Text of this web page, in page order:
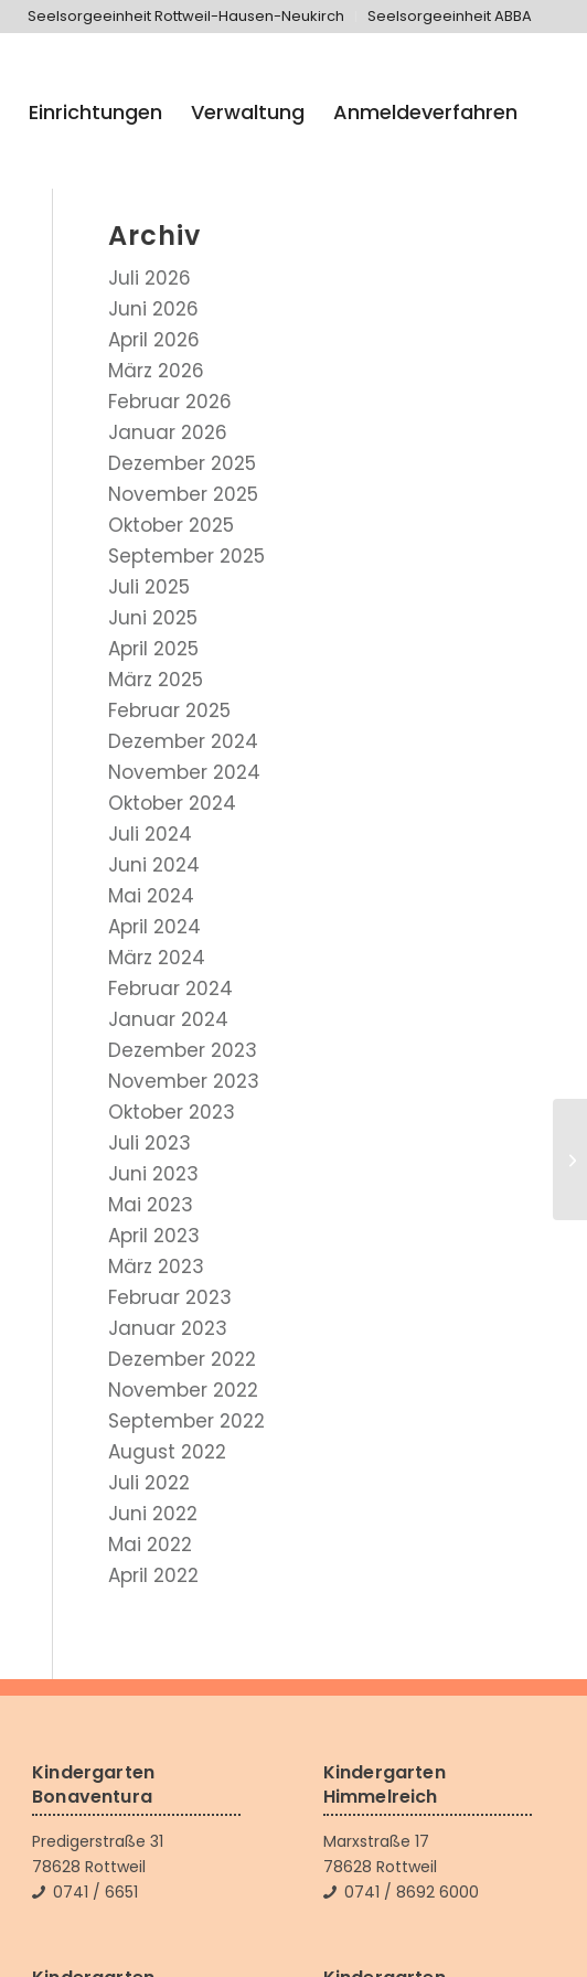
Seelsorgeeinheit Rottweil-Hausen-Neukirch Seelsorgeeinheit ABBA
Einrichtungen Verwaltung Anmeldeverfahren
Archiv
Juli 2026
Juni 2026
April 2026
März 2026
Februar 2026
Januar 2026
Dezember 2025
November 2025
Oktober 2025
September 2025
Juli 2025
Juni 2025
April 2025
März 2025
Februar 2025
Dezember 2024
November 2024
Oktober 2024
Juli 2024
Juni 2024
Mai 2024
April 2024
März 2024
Februar 2024
Januar 2024
Dezember 2023
November 2023
Oktober 2023
Juli 2023
Juni 2023
Mai 2023
April 2023
März 2023
Februar 2023
Januar 2023
Dezember 2022
November 2022
September 2022
August 2022
Juli 2022
Juni 2022
Mai 2022
April 2022
Kindergarten
Bonaventura
Predigerstraße 31
78628 Rottweil
0741 / 6651
Kindergarten
Himmelreich
Marxstraße 17
78628 Rottweil
0741 / 8692 6000